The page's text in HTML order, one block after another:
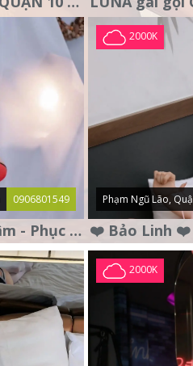
0906801549
Ngọc Duyên ♥️ Siêu Dâm - Phục Vụ Tận Tình - Chu Đáo
2000K
Phạm Ngũ Lão,
2000K